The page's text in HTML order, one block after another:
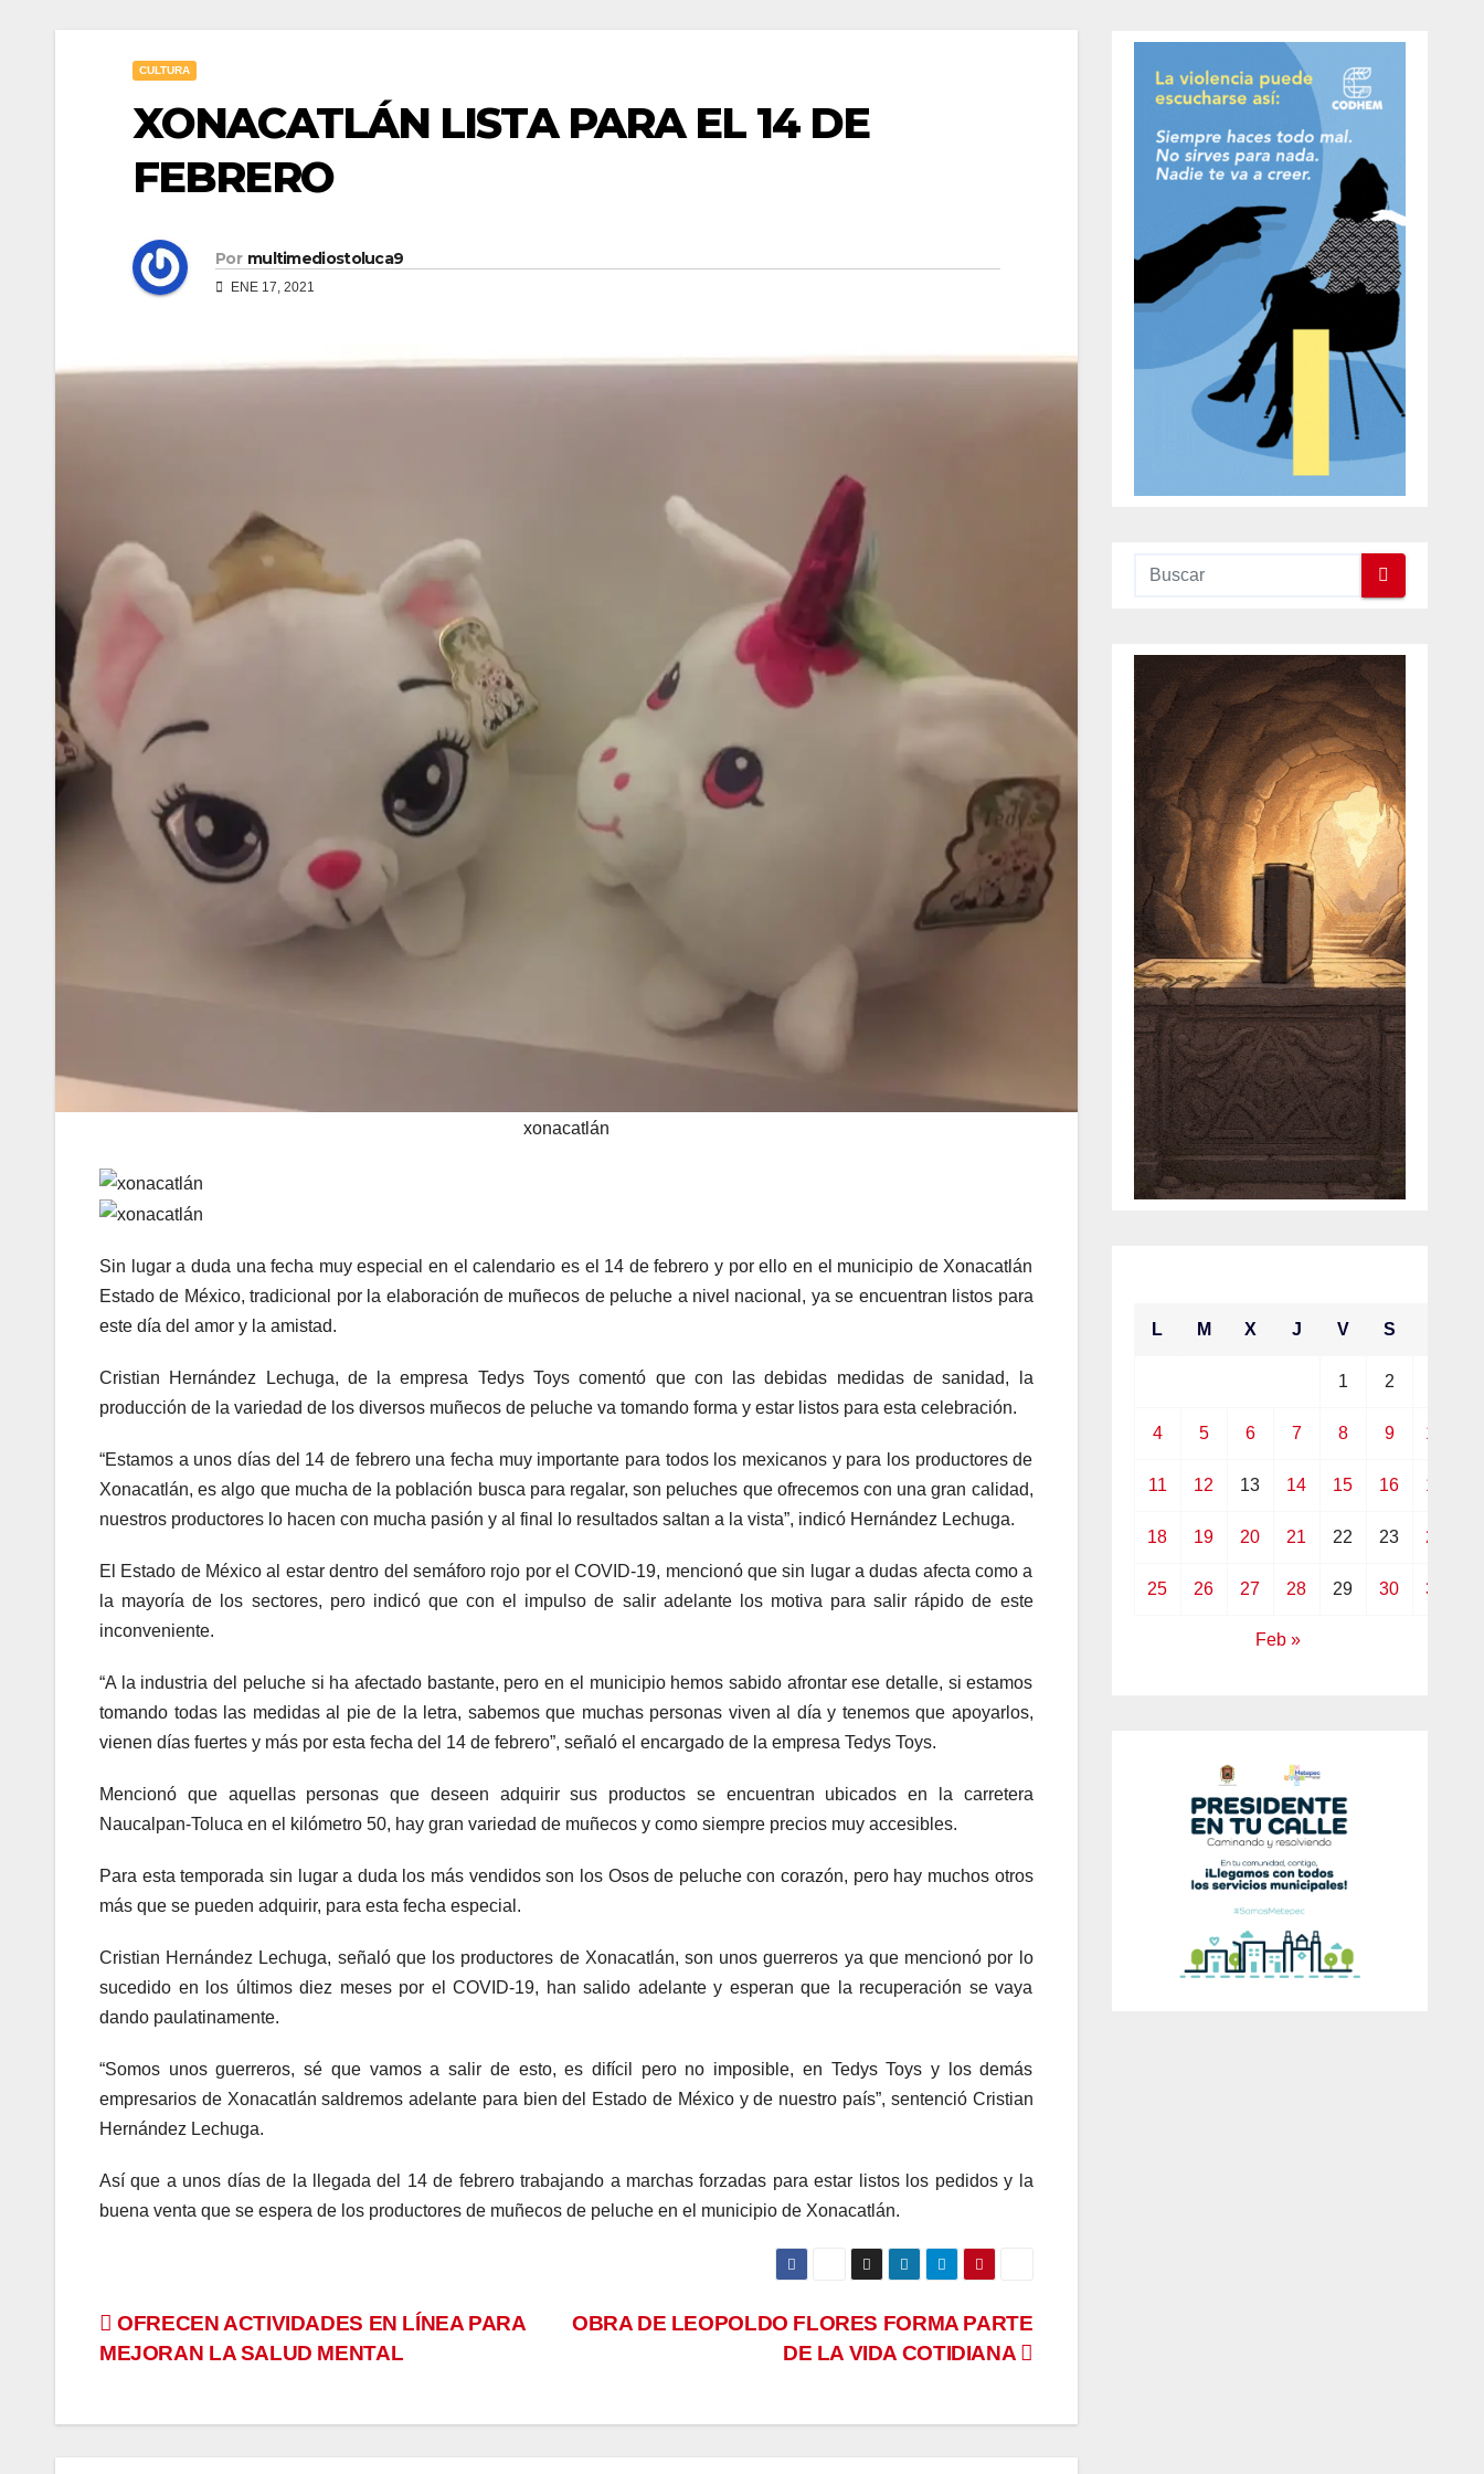
CULTURA
XONACATLÁN LISTA PARA EL 14 DE
FEBRERO
Por multimediostoluca9
ENE 17, 2021
xonacatlán
Sin lugar a duda una fecha muy especial en el calendario es el 14 de febrero y por ello en el municipio de Xonacatlán
Estado de México, tradicional por la elaboración de muñecos de peluche a nivel nacional, ya se encuentran listos para
este día del amor y la amistad.
Cristian Hernández Lechuga, de la empresa Tedys Toys comentó que con las debidas medidas de sanidad, la
producción de la variedad de los diversos muñecos de peluche va tomando forma y estar listos para esta celebración.
“Estamos a unos días del 14 de febrero una fecha muy importante para todos los mexicanos y para los productores de
Xonacatlán, es algo que mucha de la población busca para regalar, son peluches que ofrecemos con una gran calidad,
nuestros productores lo hacen con mucha pasión y al final lo resultados saltan a la vista”, indicó Hernández Lechuga.
El Estado de México al estar dentro del semáforo rojo por el COVID-19, mencionó que sin lugar a dudas afecta como a
la mayoría de los sectores, pero indicó que con el impulso de salir adelante los motiva para salir rápido de este
inconveniente.
“A la industria del peluche si ha afectado bastante, pero en el municipio hemos sabido afrontar ese detalle, si estamos
tomando todas las medidas al pie de la letra, sabemos que muchas personas viven al día y tenemos que apoyarlos,
vienen días fuertes y más por esta fecha del 14 de febrero”, señaló el encargado de la empresa Tedys Toys.
Mencionó que aquellas personas que deseen adquirir sus productos se encuentran ubicados en la carretera
Naucalpan-Toluca en el kilómetro 50, hay gran variedad de muñecos y como siempre precios muy accesibles.
Para esta temporada sin lugar a duda los más vendidos son los Osos de peluche con corazón, pero hay muchos otros
más que se pueden adquirir, para esta fecha especial.
Cristian Hernández Lechuga, señaló que los productores de Xonacatlán, son unos guerreros ya que mencionó por lo
sucedido en los últimos diez meses por el COVID-19, han salido adelante y esperan que la recuperación se vaya
dando paulatinamente.
“Somos unos guerreros, sé que vamos a salir de esto, es difícil pero no imposible, en Tedys Toys y los demás
empresarios de Xonacatlán saldremos adelante para bien del Estado de México y de nuestro país”, sentenció Cristian
Hernández Lechuga.
Así que a unos días de la llegada del 14 de febrero trabajando a marchas forzadas para estar listos los pedidos y la
buena venta que se espera de los productores de muñecos de peluche en el municipio de Xonacatlán.
Navegación
entradas
OBRA DE LEOPOLDO FLORES FORMA PARTE
DE LA VIDA COTIDIANA
OFRECEN ACTIVIDADES EN LÍNEA PARA
MEJORAN LA SALUD MENTAL
L M X J V S
1 2
4 5 6 7 8 9 10
11 12 13 14 15 16 17
18 19 20 21 22 23 24
25 26 27 28 29 30 31
Feb »